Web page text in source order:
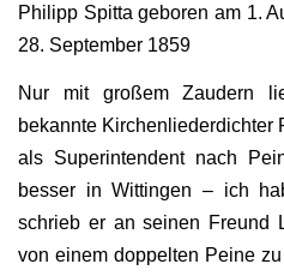
Philipp Spitta geboren am 1.
28. September 1859
Nur mit großem Zaudern
bekannte Kirchenliederdichter
als Superintendent nach
besser in Wittingen – ich
schrieb er an seinen Freund
von einem doppelten Peine